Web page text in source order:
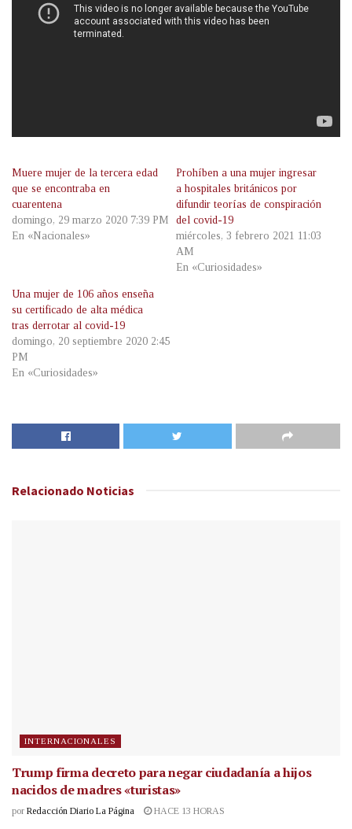
Muere mujer de la tercera edad
que se encontraba en
cuarentena
domingo, 29 marzo 2020 7:39 PM
En «Nacionales»
Prohíben a una mujer ingresar
a hospitales británicos por
difundir teorías de conspiración
del covid-19
miércoles, 3 febrero 2021 11:03
AM
En «Curiosidades»
Una mujer de 106 años enseña
su certificado de alta médica
tras derrotar al covid-19
domingo, 20 septiembre 2020 2:45
PM
En «Curiosidades»
Relacionado Noticias
INTERNACIONALES
Trump firma decreto para negar ciudadanía a hijos
nacidos de madres «turistas»
por Redacción Diario La Página HACE 13 HORAS